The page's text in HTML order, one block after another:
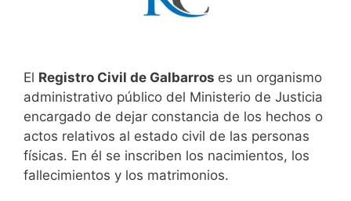
El Registro Civil de Galbarros es un organismo
administrativo público del Ministerio de Justicia
encargado de dejar constancia de los hechos o
actos relativos al estado civil de las personas
físicas. En él se inscriben los nacimientos, los
fallecimientos y los matrimonios.